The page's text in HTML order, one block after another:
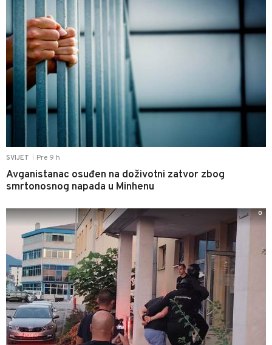
SVIJET Pre 9 h
Avganistanac osuđen na doživotni zatvor zbog
smrtonosnog napada u Minhenu
0